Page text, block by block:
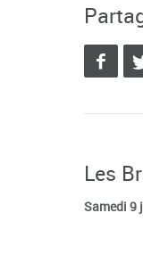
Les
Samedi 9